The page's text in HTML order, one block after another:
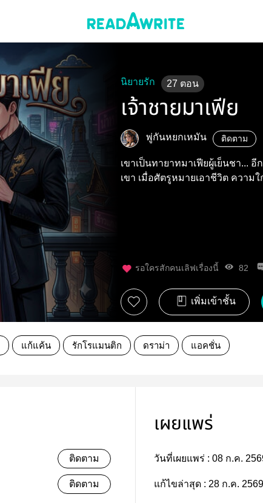
นิยายรัก 27 ตอน
เจ้าชายมาเฟีย
พู่กันหยกเหมัน ติดตาม
เขาเป็นทายาทมาเฟียผู้เย็นชา...
เขา เมื่อศัตรูหมายเอาชีวิต ความ
รอใครสักคนเลิฟเรื่องนี้ 82
เพิ่มเข้าชั้น
แก้แค้น รักโรแมนติก ดราม่า แอคชั่น
ติดตาม
ติดตาม
เผยแพร่
วันที่เผยแพร่ : 08 ก.ค.
แก้ไขล่าสุด : 28 ก.ค. 2569